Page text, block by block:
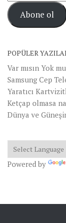
posta
AdresiAbone ol
POPÜLER
Var mısın Yok
Samsung Cep
Yaratıcı
Ketçap olmasa
Dünya ve
Powered by